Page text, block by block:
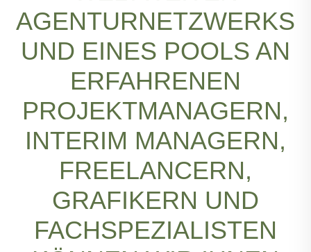
AGENTURNETZWERKS
UND EINES POOLS AN
ERFAHRENEN
PROJEKTMANAGERN,
INTERIM MANAGERN,
FREELANCERN,
GRAFIKERN UND
FACHSPEZIALISTEN